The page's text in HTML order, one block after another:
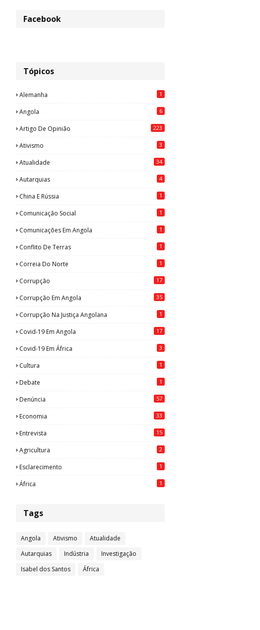
Facebook
Tópicos
Alemanha 1
Angola 6
Artigo De Opinião 223
Ativismo 3
Atualidade 34
Autarquias 4
China E Rússia 1
Comunicação Social 1
Comunicações Em Angola 1
Conflito De Terras 1
Correia Do Norte 1
Corrupção 17
Corrupção Em Angola 35
Corrupção Na Justiça Angolana 1
Covid-19 Em Angola 17
Covid-19 Em África 3
Cultura 1
Debate 1
Denúncia 57
Economia 33
Entrevista 15
Agricultura 2
Esclarecimento 1
África 1
Tags
Angola Ativismo
Atualidade
Autarquias
Indústria
Investigação
Isabel dos Santos
África